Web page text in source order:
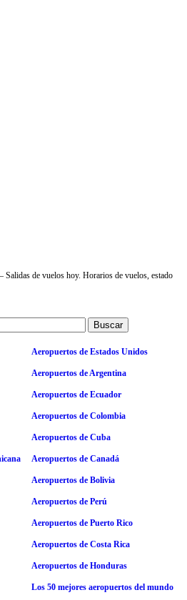
de vuelos hoy. Horarios de vuelos, estado
Aeropuertos de Estados Unidos
Aeropuertos de Argentina
Aeropuertos de Ecuador
Aeropuertos de Colombia
Aeropuertos de Cuba
Aeropuertos de Canadá
Aeropuertos de Bolivia
Aeropuertos de Perú
Aeropuertos de Puerto Rico
Aeropuertos de Costa Rica
Aeropuertos de Honduras
Los 50 mejores aeropuertos del mundo